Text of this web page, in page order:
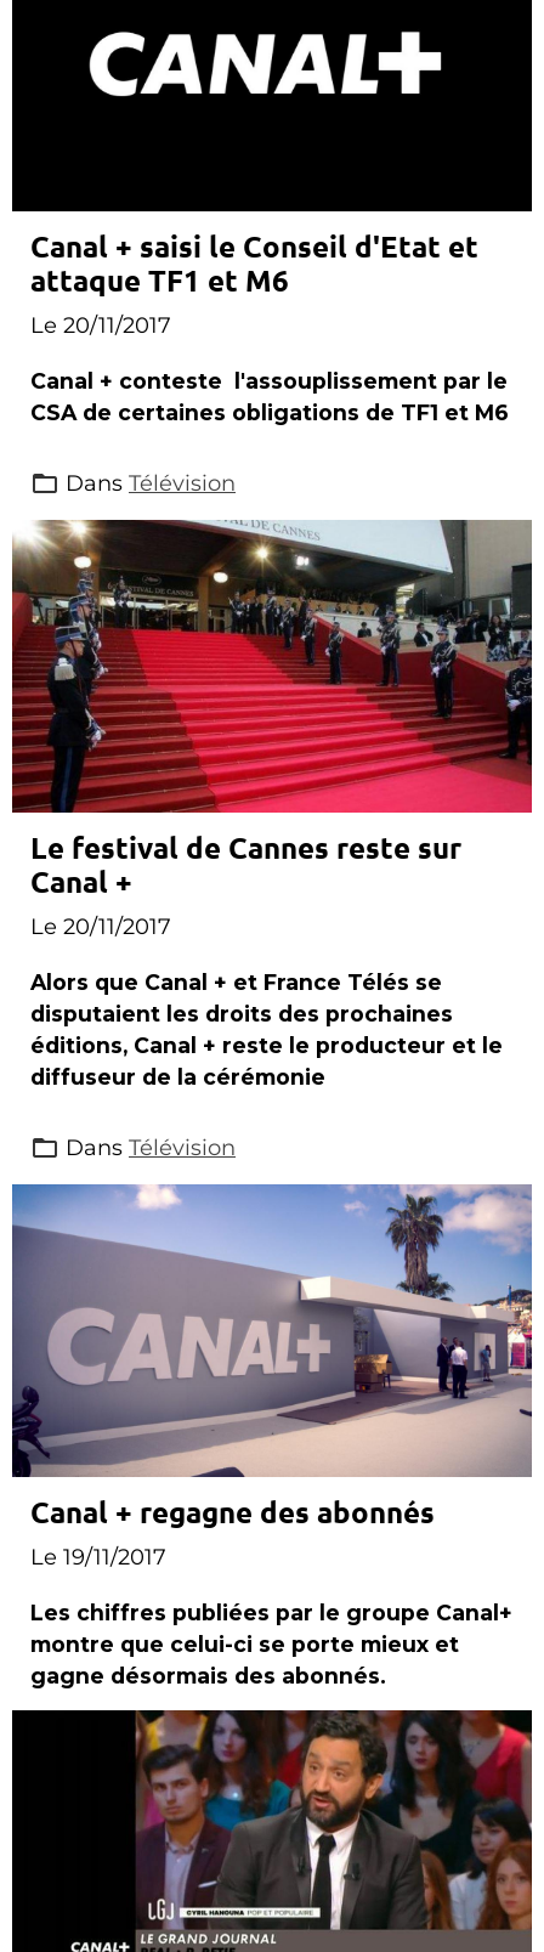
Canal + saisi le Conseil d'Etat et
attaque TF1 et M6
Le 20/11/2017
Canal + conteste l'assouplissement par le
CSA de certaines obligations de TF1 et M6
Dans Télévision
Le festival de Cannes reste sur
Canal +
Le 20/11/2017
Alors que Canal + et France Télés se
disputaient les droits des prochaines
éditions, Canal + reste le producteur et le
diffuseur de la cérémonie
Dans Télévision
Canal + regagne des abonnés
Le 19/11/2017
Les chiffres publiées par le groupe Canal+
montre que celui-ci se porte mieux et
gagne désormais des abonnés.